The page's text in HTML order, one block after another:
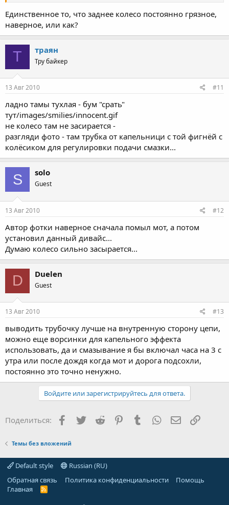
Единственное то, что заднее колесо постоянно грязное,
наверное, или как?
Т траян
Тру байкер
13 Авг 2010 #11
ладно тамы тухлая - бум "срать"
тут/images/smilies/innocent.gif
не колесо там не засирается -
разгляди фото - там трубка от капельници с той фигнёй с
колёсиком для регулировки подачи смазки...
S solo
Guest
13 Авг 2010 #12
Автор фотки наверное сначала помыл мот, а потом
установил данный дивайс...
Думаю колесо сильно засырается...
D Duelen
Guest
13 Авг 2010 #13
выводить трубочку лучше на внутренную сторону цепи,
можно еще ворсинки для капельного эффекта
использовать, да и смазывание я бы включал часа на 3 с
утра или после дождя когда мот и дорога подсохли,
постоянно это точно ненужно.
Войдите или зарегистрируйтесь для ответа.
Поделиться: Facebook
TwitterReddit PinterestTumblr WhatsApp Ссылка
Темы без вложений
Default style
Russian (RU)
Обратная связь
Политика конфиденциальности
Помощь
Главная
R